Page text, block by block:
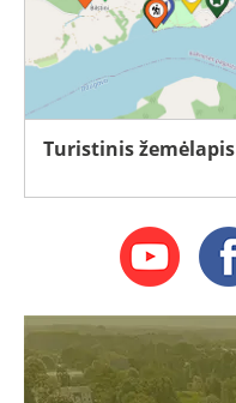
Turistinis žemėlapis